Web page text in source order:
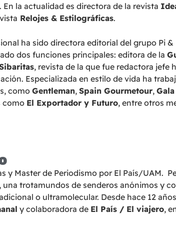
la actualidad es directora de la revista
Relojes & Estilográficas.
ha sido directora editorial del grupo Pi
dos funciones principales: editora de la
, revista de la que fue redactora jefe
Especializada en estilo de vida ha
comoGentleman, Spain Gourmetour, Gala
como El Exportador y Futuro, entre otros
y Master de Periodismo por El País/UAM.
trotamundos de senderos anónimos y
o ultramolecular. Desde hace 12
y colaboradora de El País / El viajero,